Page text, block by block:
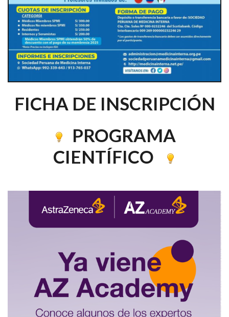
FICHA DE INSCRIPCIÓN
PROGRAMA
CIENTÍFICO